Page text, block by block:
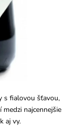
s fialovou šťavou,
najcennejšie
aj vy.